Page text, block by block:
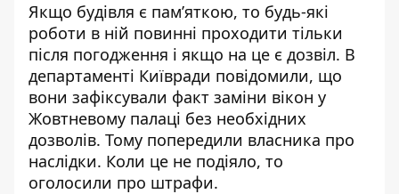
Якщо будівля є пам’яткою, то будь-які
роботи в ній повинні проходити тільки
після погодження і якщо на це є дозвіл. В
департаменті Київради повідомили, що
вони зафіксували факт заміни вікон у
Жовтневому палаці без необхідних
дозволів. Тому попередили власника про
наслідки. Коли це не подіяло, то
оголосили про штрафи.